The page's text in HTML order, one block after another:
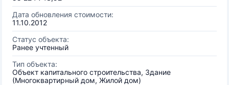
Дата обновления стоимости:
11.10.2012
Статус объекта:
Ранее учтенный
Тип объекта:
Объект капитального строительства, Здание
(Многоквартирный дом, Жилой дом)